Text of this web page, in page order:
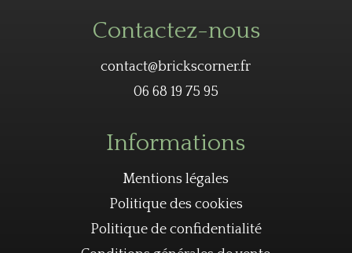
Contactez-nous
contact@brickscorner.fr
06 68 19 75 95
Informations
Mentions légales
Politique des cookies
Politique de confidentialité